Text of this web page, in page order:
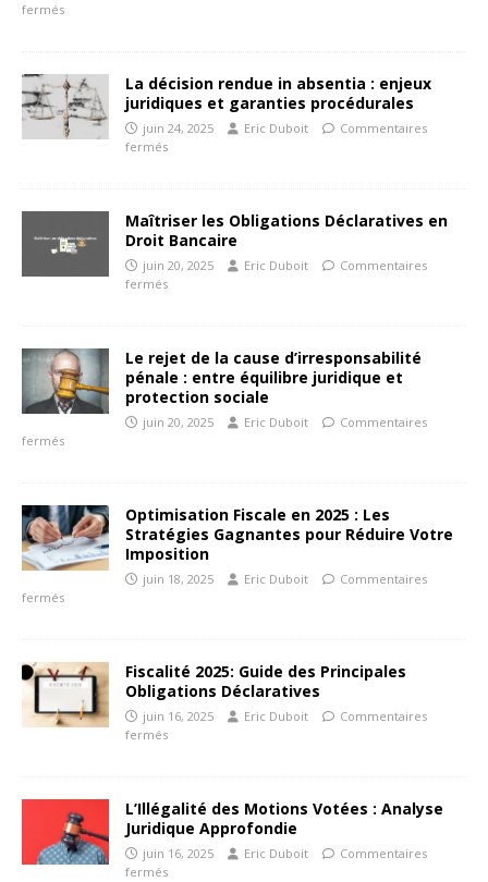
fermés
La décision rendue in absentia : enjeux
juridiques et garanties procédurales
juin 24, 2025 Eric Duboit
Commentaires
fermés
Maîtriser les Obligations Déclaratives en
Droit Bancaire
juin 20, 2025 Eric Duboit
Commentaires
fermés
Le rejet de la cause d’irresponsabilité
pénale : entre équilibre juridique et
protection sociale
juin 20, 2025 Eric Duboit
Commentaires
fermés
Optimisation Fiscale en 2025 : Les
Stratégies Gagnantes pour Réduire Votre
Imposition
juin 18, 2025 Eric Duboit
Commentaires
fermés
Fiscalité 2025: Guide des Principales
Obligations Déclaratives
juin 16, 2025 Eric Duboit
Commentaires
fermés
L’Illégalité des Motions Votées : Analyse
Juridique Approfondie
juin 16, 2025 Eric Duboit
Commentaires
fermés